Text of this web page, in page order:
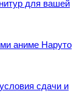
для вашей
аниме Наруто
сдачи и